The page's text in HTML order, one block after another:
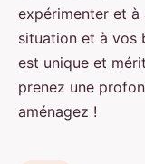
expérimenter et
situation et à vos
est unique et
prenez une
aménagez !